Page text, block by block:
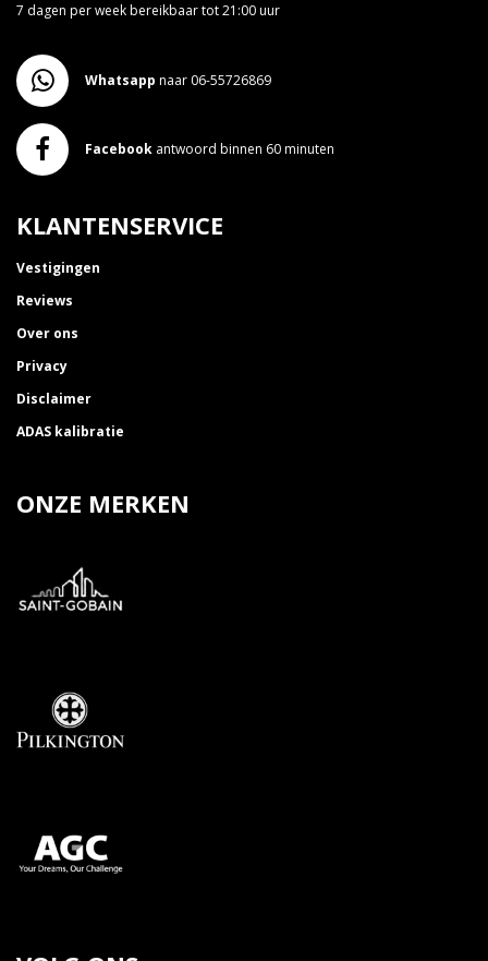
7 dagen per week bereikbaar tot 21:00 uur
Whatsapp naar 06-55726869
Facebook antwoord binnen 60 minuten
KLANTENSERVICE
Vestigingen
Reviews
Over ons
Privacy
Disclaimer
ADAS kalibratie
ONZE MERKEN